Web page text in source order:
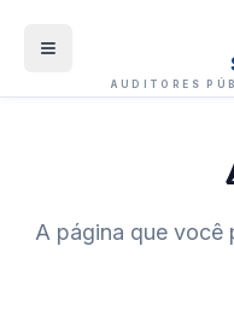
AUDITORES
A página que você